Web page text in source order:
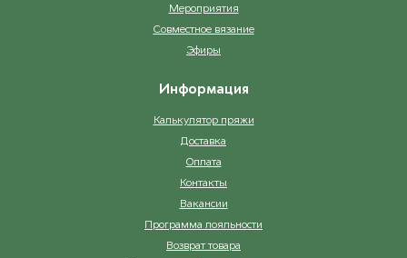
Мероприятия
Совместное вязание
Эфиры
Информация
Калькулятор пряжи
Доставка
Оплата
Контакты
Вакансии
Программа лояльности
Возврат товара